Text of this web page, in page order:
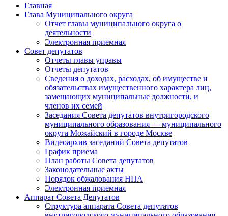
Главная
Глава Муниципального округа
Отчет главы муниципального округа о
деятельности
Электронная приемная
Совет депутатов
Отчеты главы управы
Отчеты депутатов
Сведения о доходах, расходах, об имуществе и
обязательствах имущественного характера лиц,
замещающих муниципальные должности, и
членов их семей
Заседания Совета депутатов внутригородского
муниципального образования — муниципального
округа Можайский в городе Москве
Видеоархив заседаний Совета депутатов
График приема
План работы Совета депутатов
Законодательные акты
Порядок обжалования НПА
Электронная приемная
Аппарат Совета Депутатов
Структура аппарата Совета депутатов